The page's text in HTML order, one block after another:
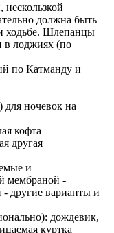
должна быть
ходьбе. Шлепанцы
в лоджиях (по
по Катманду и
для ночевок на
кофта
другая
и
мембраной -
другие варианты и
дождевик,
куртка